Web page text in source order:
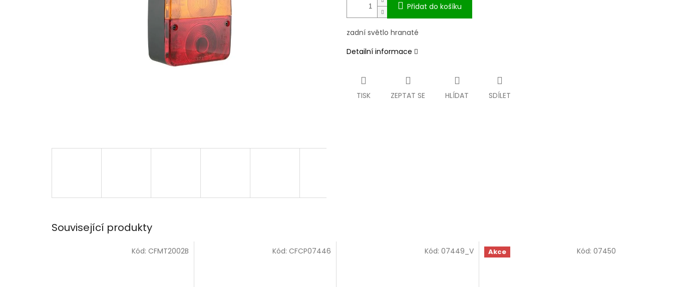
Přidat do košíku
zadní světlo hranaté
Detailní informace
TISK ZEPTAT SE HLÍDAT SDÍLET
Související produkty
Kód: CFMT2002B Kód: CFCP07446 Kód: 07449_V Akce Kód: 07450